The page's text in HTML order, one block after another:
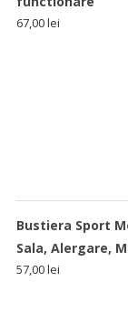
67,00lei
Bustiera Sport
Sala, Alergare,
57,00lei